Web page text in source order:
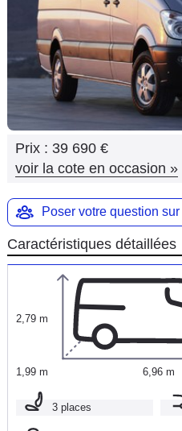
Flottes
Auto
Services
Moto
Marques
Prix : 39 690 €
voir la cote en occasion »
Poser votre question
Caractéristiques détaillées
2,79 m
1,99 m 6,96 m
3 places